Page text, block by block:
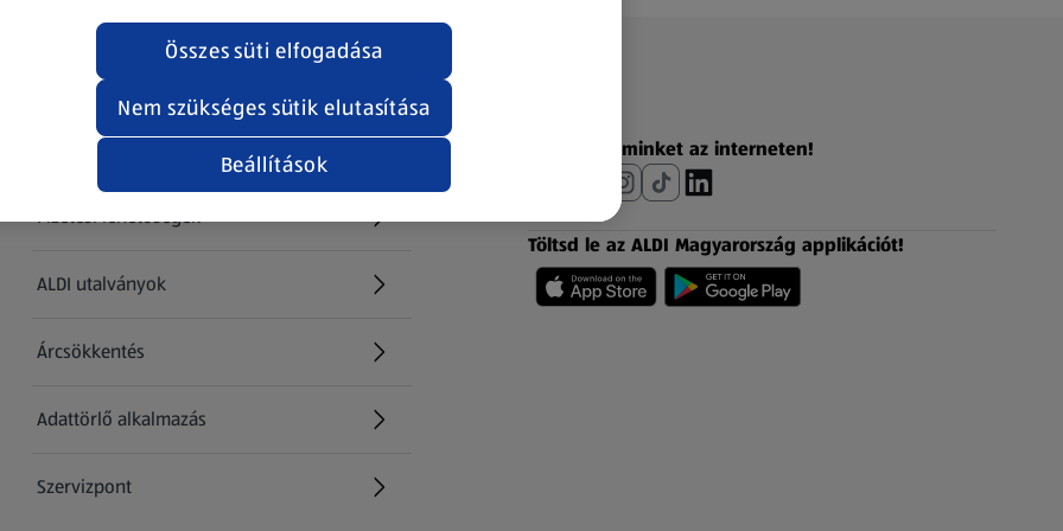
Információk
Kérdőív
Fizetési lehetőségek
ALDI utalványok
Árcsökkentés
Adattörlő alkalmazás
Szervizpont
(új oldalon nyílik meg)
Fedezz fel minket az interneten!
Töltsd le az ALDI Magyarország applikációt!
Beállítások
Nem szükséges sütik elutasítása
Összes süti elfogadása